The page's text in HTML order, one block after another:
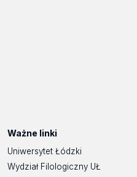
Ważne linki
Uniwersytet Łódzki
Wydział Filologiczny UŁ